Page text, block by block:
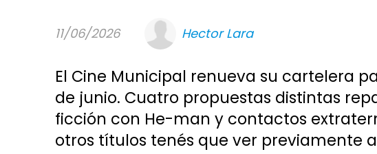
El Cine Municipal renueva su cartelera
de junio. Cuatro propuestas distintas
ficción con He-man y contactos
otros títulos tenés que ver previamente
11/06/2026 Hector Lara